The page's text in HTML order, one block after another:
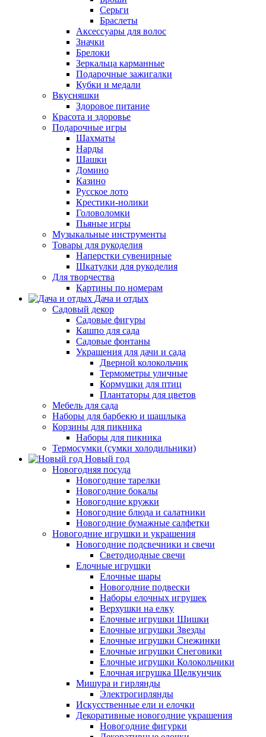
Серьги
Браслеты
Аксессуары для волос
Значки
Брелоки
Зеркальца карманные
Подарочные зажигалки
Кубки и медали
Вкусняшки
Здоровое питание
Красота и здоровье
Подарочные игры
Шахматы
Нарды
Шашки
Домино
Казино
Русское лото
Крестики-нолики
Головоломки
Пьяные игры
Музыкальные инструменты
Товары для рукоделия
Наперстки сувенирные
Шкатулки для рукоделия
Для творчества
Картины по номерам
Дача и отдых
Садовый декор
Садовые фигуры
Кашпо для сада
Садовые фонтаны
Украшения для дачи и сада
Дверной колокольчик
Термометры уличные
Кормушки для птиц
Плантаторы для цветов
Мебель для сада
Наборы для барбекю и шашлыка
Корзины для пикника
Наборы для пикника
Термосумки (сумки холодильники)
Новый год
Новогодняя посуда
Новогодние тарелки
Новогодние бокалы
Новогодние кружки
Новогодние блюда и салатники
Новогодние бумажные салфетки
Новогодние игрушки и украшения
Новогодние подсвечники и свечи
Светодиодные свечи
Елочные игрушки
Елочные шары
Новогодние подвески
Наборы елочных игрушек
Верхушки на елку
Елочные игрушки Шишки
Елочные игрушки Звезды
Елочные игрушки Снежинки
Елочные игрушки Снеговики
Елочные игрушки Колокольчики
Елочная игрушка Щелкунчик
Мишура и гирлянды
Электрогирлянды
Искусственные ели и елочки
Декоративные новогодние украшения
Новогодние фигурки